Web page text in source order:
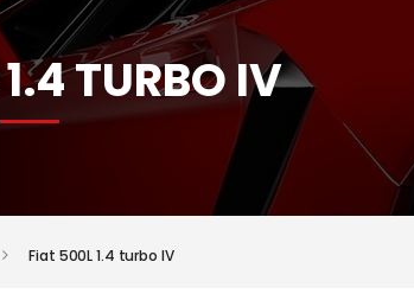
TURBO IV
Fiat 500L 1.4 turbo IV